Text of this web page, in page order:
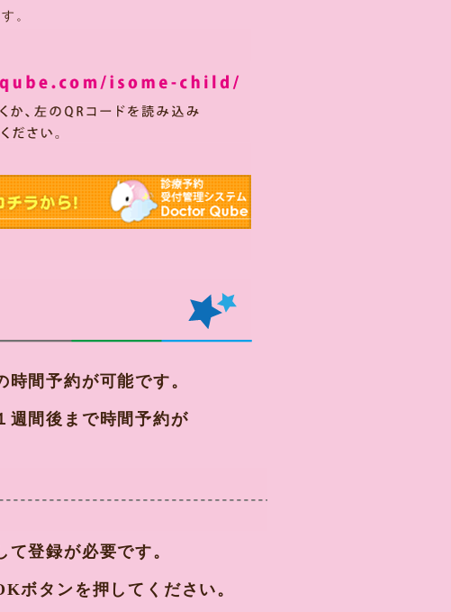
。
間予約が可能です。
週間後まで時間予約が
登録が必要です。
ボタンを押してください。